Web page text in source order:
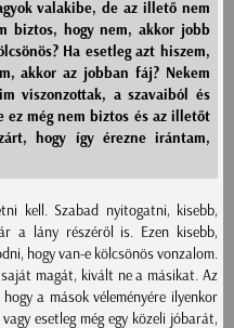
valakibe, de az illető nem
biztos, hogy nem, akkor jobb
Ha esetleg azt hiszem,
akkor az jobban fáj? Nekem
viszonzottak, a szavaiból és
még nem biztos és az illetőt
hogy így érezne irántam,
kell. Szabad nyitogatni, kisebb,
a lány részéről is. Ezen kisebb,
hogy van-e kölcsönös vonzalom.
magát, kivált ne a másikat. Az
a mások véleményére ilyenkor
esetleg még egy közeli jóbarát,